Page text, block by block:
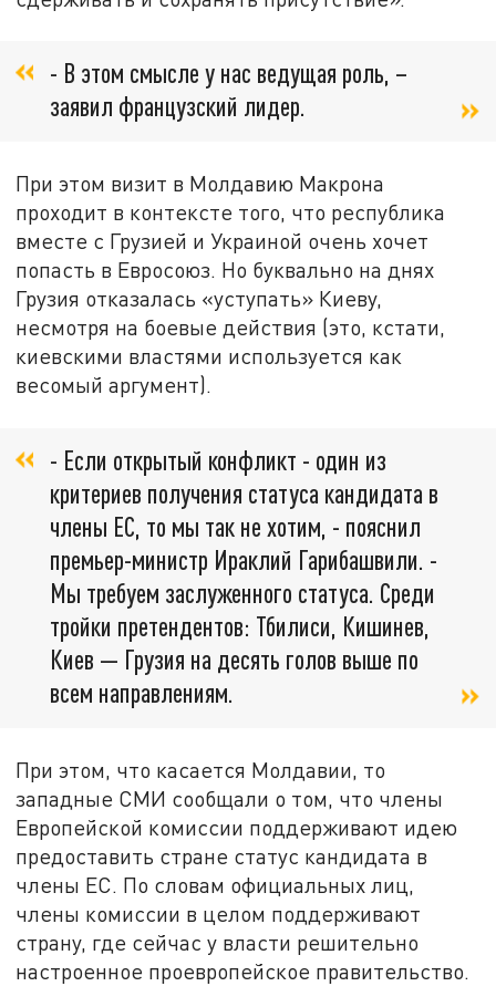
- В этом смысле у нас ведущая роль, –
заявил французский лидер.
При этом визит в Молдавию Макрона
проходит в контексте того, что республика
вместе с Грузией и Украиной очень хочет
попасть в Евросоюз. Но буквально на днях
Грузия отказалась «уступать» Киеву,
несмотря на боевые действия (это, кстати,
киевскими властями используется как
весомый аргумент).
- Если открытый конфликт - один из
критериев получения статуса кандидата в
члены ЕС, то мы так не хотим, - пояснил
премьер-министр Ираклий Гарибашвили. -
Мы требуем заслуженного статуса. Среди
тройки претендентов: Тбилиси, Кишинев,
Киев — Грузия на десять голов выше по
всем направлениям.
При этом, что касается Молдавии, то
западные СМИ сообщали о том, что члены
Европейской комиссии поддерживают идею
предоставить стране статус кандидата в
члены ЕС. По словам официальных лиц,
члены комиссии в целом поддерживают
страну, где сейчас у власти решительно
настроенное проевропейское правительство.